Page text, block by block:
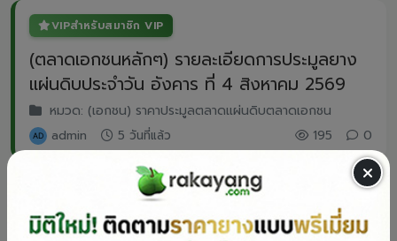
VIPสำหรับสมาชิก VIP
(ตลาดเอกชนหลักๆ) รายละเอียดการประมูลยาง
แผ่นดิบประจำวัน อังคาร ที่ 4 สิงหาคม 2569
หมวด: (เอกชน) ราคาประมูลตลาดแผ่นดิบตลาดเอกชน
admin
5 วันที่แล้ว 195 0
สำหรับสมาชิก VIP